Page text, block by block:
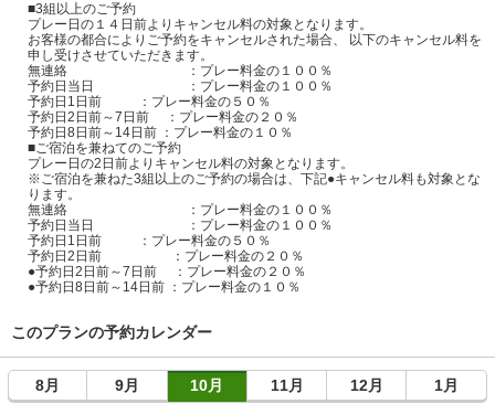
■3組以上のご予約
プレー日の１４日前よりキャンセル料の対象となります。
お客様の都合によりご予約をキャンセルされた場合、 以下のキャンセル料を
申し受けさせていただきます。
無連絡 ：プレー料金の１００％
予約日当日 ：プレー料金の１００％
予約日1日前 ：プレー料金の５０％
予約日2日前～7日前 ：プレー料金の２０％
予約日8日前～14日前 ：プレー料金の１０％
■ご宿泊を兼ねてのご予約
プレー日の2日前よりキャンセル料の対象となります。
※ご宿泊を兼ねた3組以上のご予約の場合は、下記●キャンセル料も対象とな
ります。
無連絡 ：プレー料金の１００％
予約日当日 ：プレー料金の１００％
予約日1日前 ：プレー料金の５０％
予約日2日前 ：プレー料金の２０％
●予約日2日前～7日前 ：プレー料金の２０％
●予約日8日前～14日前 ：プレー料金の１０％
このプランの予約カレンダー
8月 9月 10月 11月 12月 1月